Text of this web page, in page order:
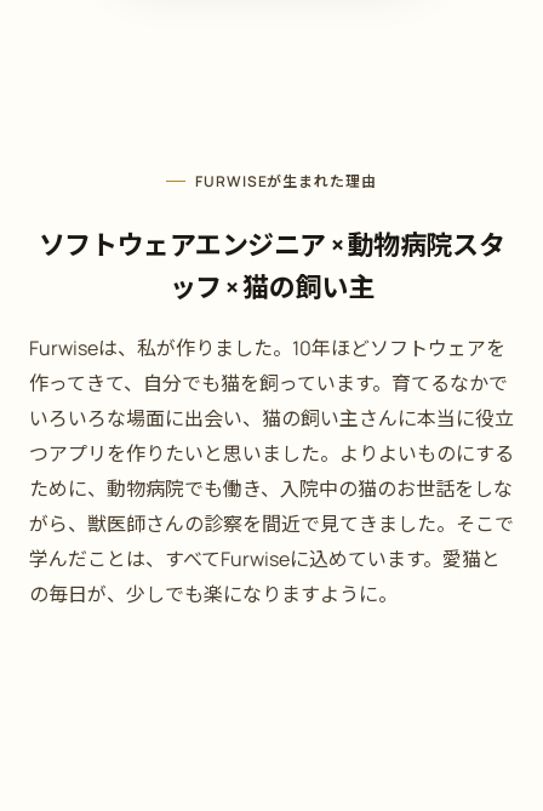
FURWISEが生まれた理由
ソフトウェアエンジニア × 動物病院スタ
ッフ × 猫の飼い主
Furwiseは、私が作りました。10年ほどソフトウェアを
作ってきて、自分でも猫を飼っています。育てるなかで
いろいろな場面に出会い、猫の飼い主さんに本当に役立
つアプリを作りたいと思いました。よりよいものにする
ために、動物病院でも働き、入院中の猫のお世話をしな
がら、獣医師さんの診察を間近で見てきました。そこで
学んだことは、すべてFurwiseに込めています。愛猫と
の毎日が、少しでも楽になりますように。